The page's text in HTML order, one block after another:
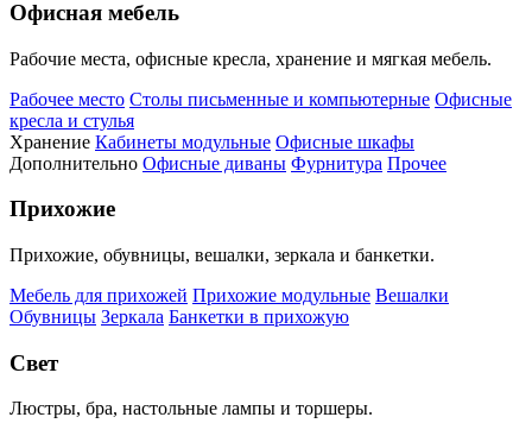
Офисная мебель
Рабочие места, офисные кресла, хранение и мягкая мебель.
Рабочее место Столы письменные и компьютерные Офисные
кресла и стулья
Хранение Кабинеты модульные Офисные шкафы
Дополнительно Офисные диваны Фурнитура Прочее
Прихожие
Прихожие, обувницы, вешалки, зеркала и банкетки.
Мебель для прихожей Прихожие модульные Вешалки
Обувницы Зеркала Банкетки в прихожую
Свет
Люстры, бра, настольные лампы и торшеры.